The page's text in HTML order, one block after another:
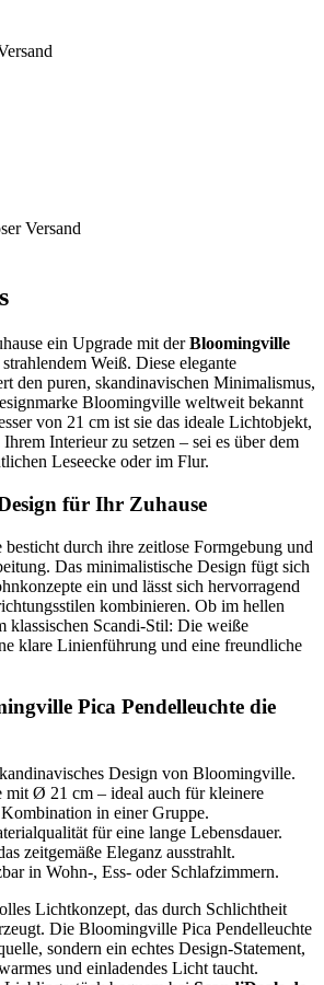
Versand
ein Upgrade mit derBloomingville
Weiß. Diese elegante
den puren, skandinavischen Minimalismus,
Bloomingville weltweit bekannt
von 21 cm ist sie das ideale Lichtobjekt,
Interieur zu setzen – sei es über dem
Leseecke oder im Flur.
für Ihr Zuhause
durch ihre zeitlose Formgebung und
Das minimalistische Design fügt sich
ein und lässt sich hervorragend
kombinieren. Ob im hellen
klassischen Scandi-Stil: Die weiße
klare Linienführung und eine freundliche
Pica Pendelleuchte die
Design von Bloomingville.
mit Ø 21 cm – ideal auch für kleinere
in einer Gruppe.
für eine lange Lebensdauer.
zeitgemäße Eleganz ausstrahlt.
in Wohn-, Ess- oder Schlafzimmern.
Lichtkonzept, das durch Schlichtheit
Die Bloomingville Pica Pendelleuchte
sondern ein echtes Design-Statement,
und einladendes Licht taucht.